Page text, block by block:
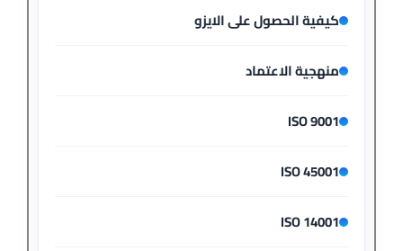
كيفية الحصول على الايزو
منهجية الاعتماد
ISO 9001
ISO 45001
ISO 14001